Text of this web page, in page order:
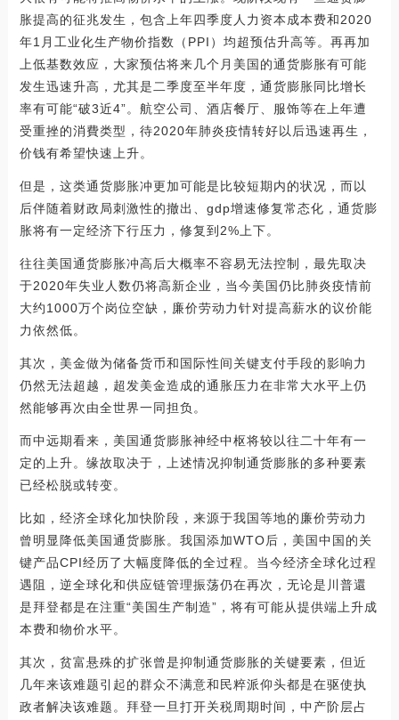
胀提高的征兆发生，包含上年四季度人力资本成本费和2020
年1月工业化生产物价指数（PPI）均超预估升高等。再再加
上低基数效应，大家预估将来几个月美国的通货膨胀有可能
发生迅速升高，尤其是二季度至半年度，通货膨胀同比增长
率有可能“破3近4”。航空公司、酒店餐厅、服饰等在上年遭
受重挫的消費类型，待2020年肺炎疫情转好以后迅速再生，
价钱有希望快速上升。
但是，这类通货膨胀冲更加可能是比较短期内的状况，而以
后伴随着财政局刺激性的撤出、gdp增速修复常态化，通货膨
胀将有一定经济下行压力，修复到2%上下。
往往美国通货膨胀冲高后大概率不容易无法控制，最先取决
于2020年失业人数仍将高新企业，当今美国仍比肺炎疫情前
大约1000万个岗位空缺，廉价劳动力针对提高薪水的议价能
力依然低。
其次，美金做为储备货币和国际性间关键支付手段的影响力
仍然无法超越，超发美金造成的通胀压力在非常大水平上仍
然能够再次由全世界一同担负。
而中远期看来，美国通货膨胀神经中枢将较以往二十年有一
定的上升。缘故取决于，上述情况抑制通货膨胀的多种要素
已经松脱或转变。
比如，经济全球化加快阶段，来源于我国等地的廉价劳动力
曾明显降低美国通货膨胀。我国添加WTO后，美国中国的关
键产品CPI经历了大幅度降低的全过程。当今经济全球化过程
遇阻，逆全球化和供应链管理振荡仍在再次，无论是川普還
是拜登都是在注重“美国生产制造”，将有可能从提供端上升成
本费和物价水平。
其次，贫富悬殊的扩张曾是抑制通货膨胀的关键要素，但近
几年来该难题引起的群众不满意和民粹派仰头都是在驱使执
政者解决该难题。拜登一旦打开关税周期时间，中产阶层占